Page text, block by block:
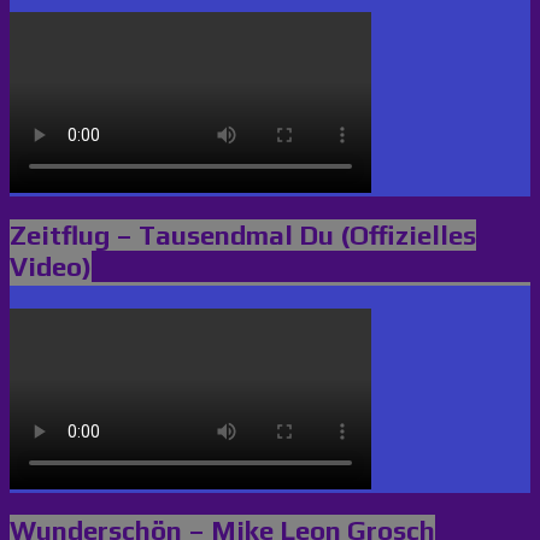
Zeitflug – Tausendmal Du (Offizielles
Video)
Wunderschön – Mike Leon Grosch